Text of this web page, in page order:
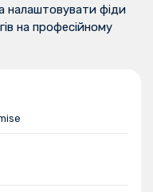
налаштовувати фіди
на професійному